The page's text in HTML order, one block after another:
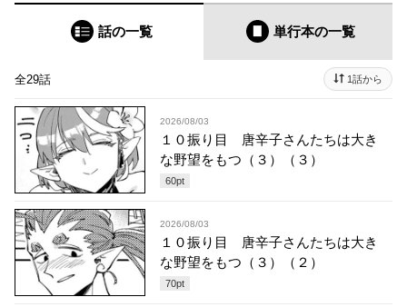
話の一覧 単行本の一覧
全29話 1話から
2026/08/03
１０振り目 唐辛子さんたちは大き
な野望をもつ（３）（３）
60pt
2026/08/03
１０振り目 唐辛子さんたちは大き
な野望をもつ（３）（２）
70pt